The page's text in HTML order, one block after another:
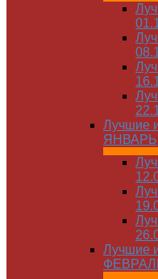
Лучшие
ЯНВАРЬ
Лучшие